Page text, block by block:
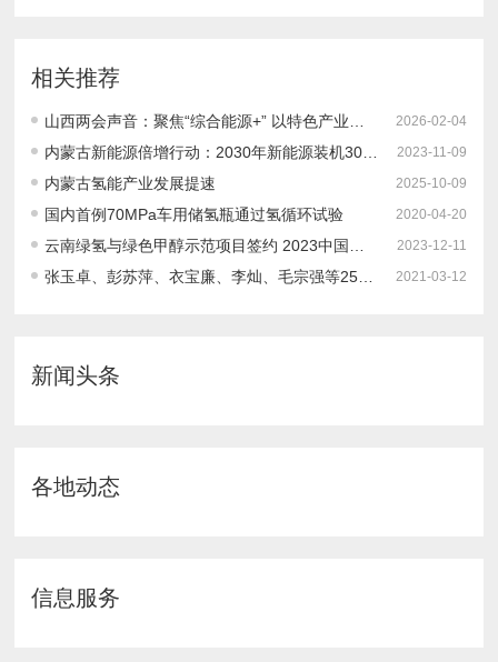
相关推荐
2026-02-04
内蒙古新能源倍增行动：2030年新能源装机300GW！绿氢产能50万吨，制氢设备产能1000台套！ 2023-11-09
内蒙古氢能产业发展提速 2025-10-09
国内首例70MPa车用储氢瓶通过氢循环试验 2020-04-20
2023-12-11
张玉卓、彭苏萍、衣宝廉、李灿、毛宗强等25位知名院士专家出席“第三届中国制氢与氢能源产业发展大会”并作主旨报告！大会日程发布 2021-03-12
新闻头条
各地动态
信息服务